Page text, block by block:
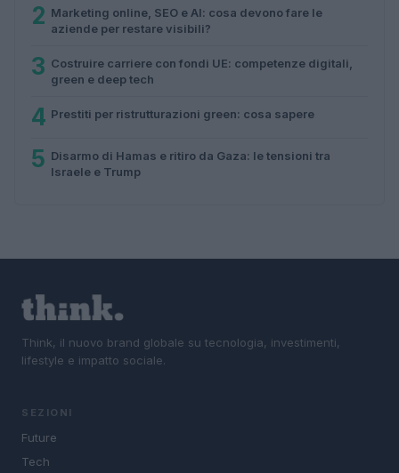
2 Marketing online, SEO e AI: cosa devono fare le
aziende per restare visibili?
3 Costruire carriere con fondi UE: competenze digitali,
green e deep tech
4 Prestiti per ristrutturazioni green: cosa sapere
5 Disarmo di Hamas e ritiro da Gaza: le tensioni tra
Israele e Trump
Think, il nuovo brand globale su tecnologia, investimenti,
lifestyle e impatto sociale.
SEZIONI
Future
Tech